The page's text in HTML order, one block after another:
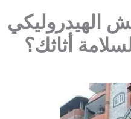
الهيدروليكي
أثاثك؟